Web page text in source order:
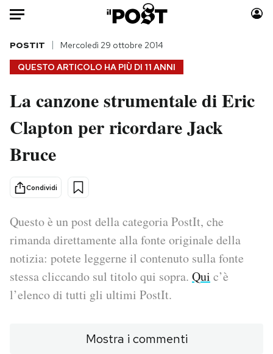
Auto
HOME
Italia
Politica
Tecnologia
Scienza
Economia
Sport
Moda
Consumismi
Altrecose
Mondiali calcio 2026
PODCAST
NEWSLETTER
QUESTO ARTICOLO HA PIÙ DI 11 ANNI
POSTIT Mercoledì 29 ottobre 2014
La canzone strumentale di Eric
Clapton per ricordare Jack
Bruce
Condividi
Questo è un post della categoria PostIt, che
rimanda direttamente alla fonte originale della
notizia: potete leggerne il contenuto sulla fonte
stessa cliccando sul titolo qui sopra. Qui c’è
l’elenco di tutti gli ultimi PostIt.
Mostra i commenti